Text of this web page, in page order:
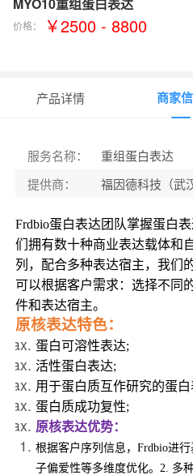
价格： ￥2500 - 8800
产品详情 商家
服务名称：
重组蛋白表达
提供商： 福因德科技（武
Frdbio蛋白表达团队掌握蛋白
们拥有数十种商业表达载体和
列，配合多种表达宿主，我们
可以根据客户需求：选择不同
件和表达宿主。
原核表达特色：
蛋白可溶性表达;
活性蛋白表达;
用于蛋白质互作研究的蛋白
蛋白质成功复性;
原核表达优势：
根据客户序列信息，Frdbio进
子偏爱性等多维度优化。2. 多